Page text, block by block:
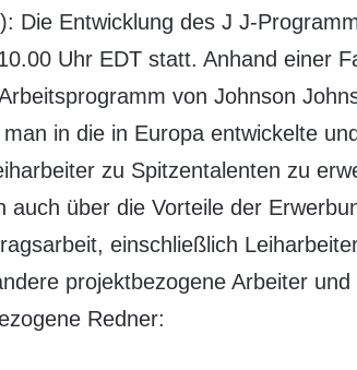
Die Entwicklung des J J-
Uhr EDT statt. Anhand einer
von Johnson
in die in Europa entwickelte
zu Spitzentalenten zu
über die Vorteile der
einschließlich
projektbezogene Arbeiter und
Redner: